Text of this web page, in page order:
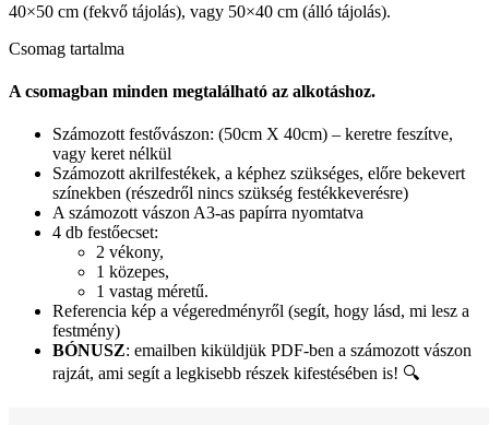
40×50 cm (fekvő tájolás), vagy 50×40 cm (álló tájolás).
Csomag tartalma
A csomagban minden megtalálható az alkotáshoz.
Számozott festővászon: (50cm X 40cm) – keretre feszítve,
vagy keret nélkül
Számozott akrilfestékek, a képhez szükséges, előre bekevert
színekben (részedről nincs szükség festékkeverésre)
A számozott vászon A3-as papírra nyomtatva
4 db festőecset:
2 vékony,
1 közepes,
1 vastag méretű.
Referencia kép a végeredményről (segít, hogy lásd, mi lesz a
festmény)
BÓNUSZ: emailben kiküldjük PDF-ben a számozott vászon
rajzát, ami segít a legkisebb részek kifestésében is! 🔍